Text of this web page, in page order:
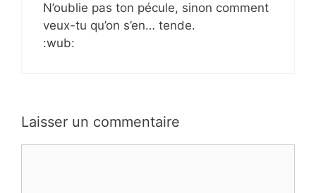
N’oublie pas ton pécule, sinon comment
veux-tu qu’on s’en… tende.
:wub:
Laisser un commentaire